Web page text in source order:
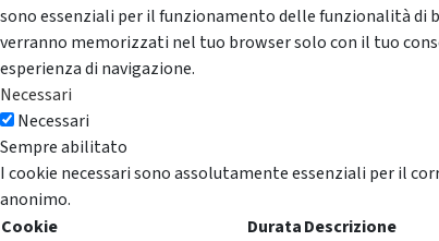
sono essenziali per il funzionamento delle funzionalità di
verranno memorizzati nel tuo browser solo con il tuo
esperienza di navigazione.
Necessari
Necessari
Sempre abilitato
I cookie necessari sono assolutamente essenziali per il
anonimo.
Cookie
DurataDescrizione